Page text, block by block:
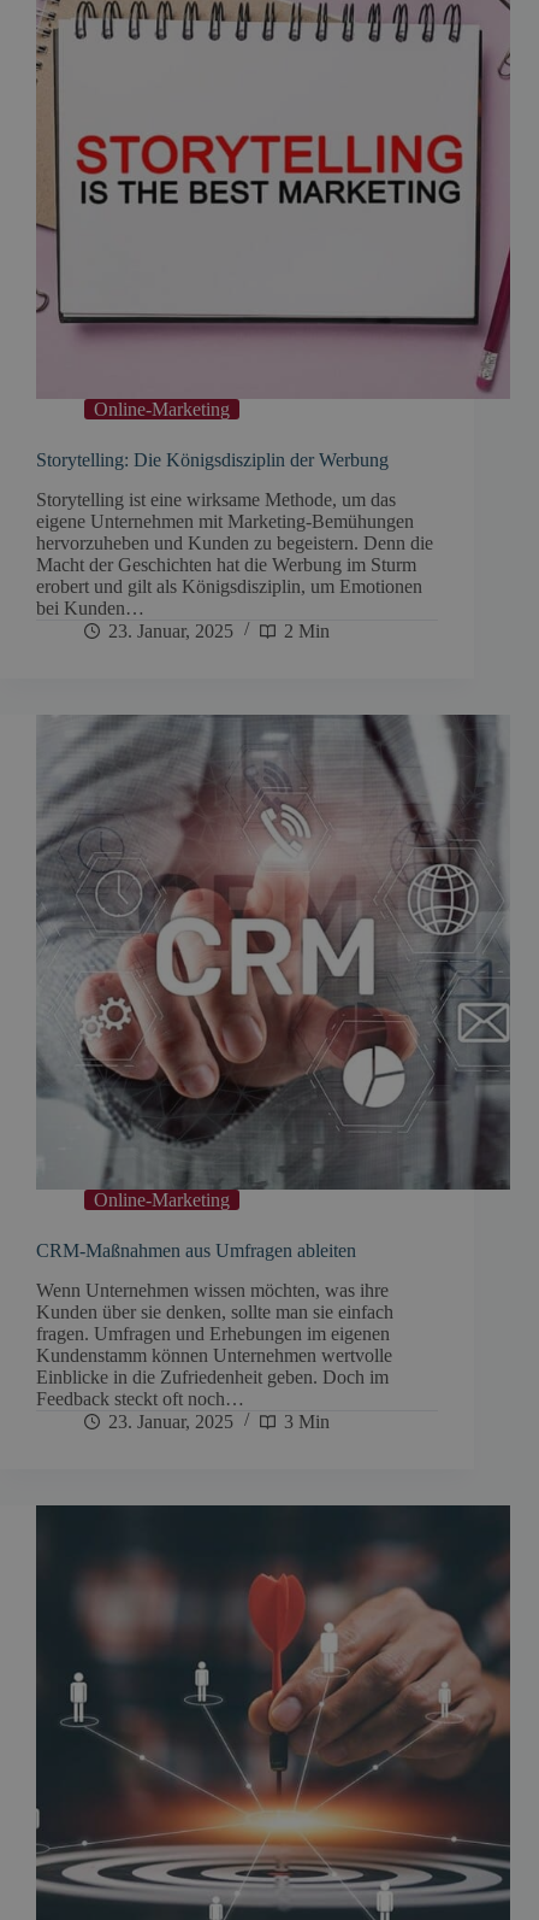
Online-Marketing
Storytelling: Die Königsdisziplin der Werbung
Storytelling ist eine wirksame Methode, um das
eigene Unternehmen mit Marketing-Bemühungen
hervorzuheben und Kunden zu begeistern. Denn die
Macht der Geschichten hat die Werbung im Sturm
erobert und gilt als Königsdisziplin, um Emotionen
bei Kunden…
23. Januar, 2025
2 Min
Online-Marketing
CRM-Maßnahmen aus Umfragen ableiten
Wenn Unternehmen wissen möchten, was ihre
Kunden über sie denken, sollte man sie einfach
fragen. Umfragen und Erhebungen im eigenen
Kundenstamm können Unternehmen wertvolle
Einblicke in die Zufriedenheit geben. Doch im
Feedback steckt oft noch…
23. Januar, 2025
3 Min